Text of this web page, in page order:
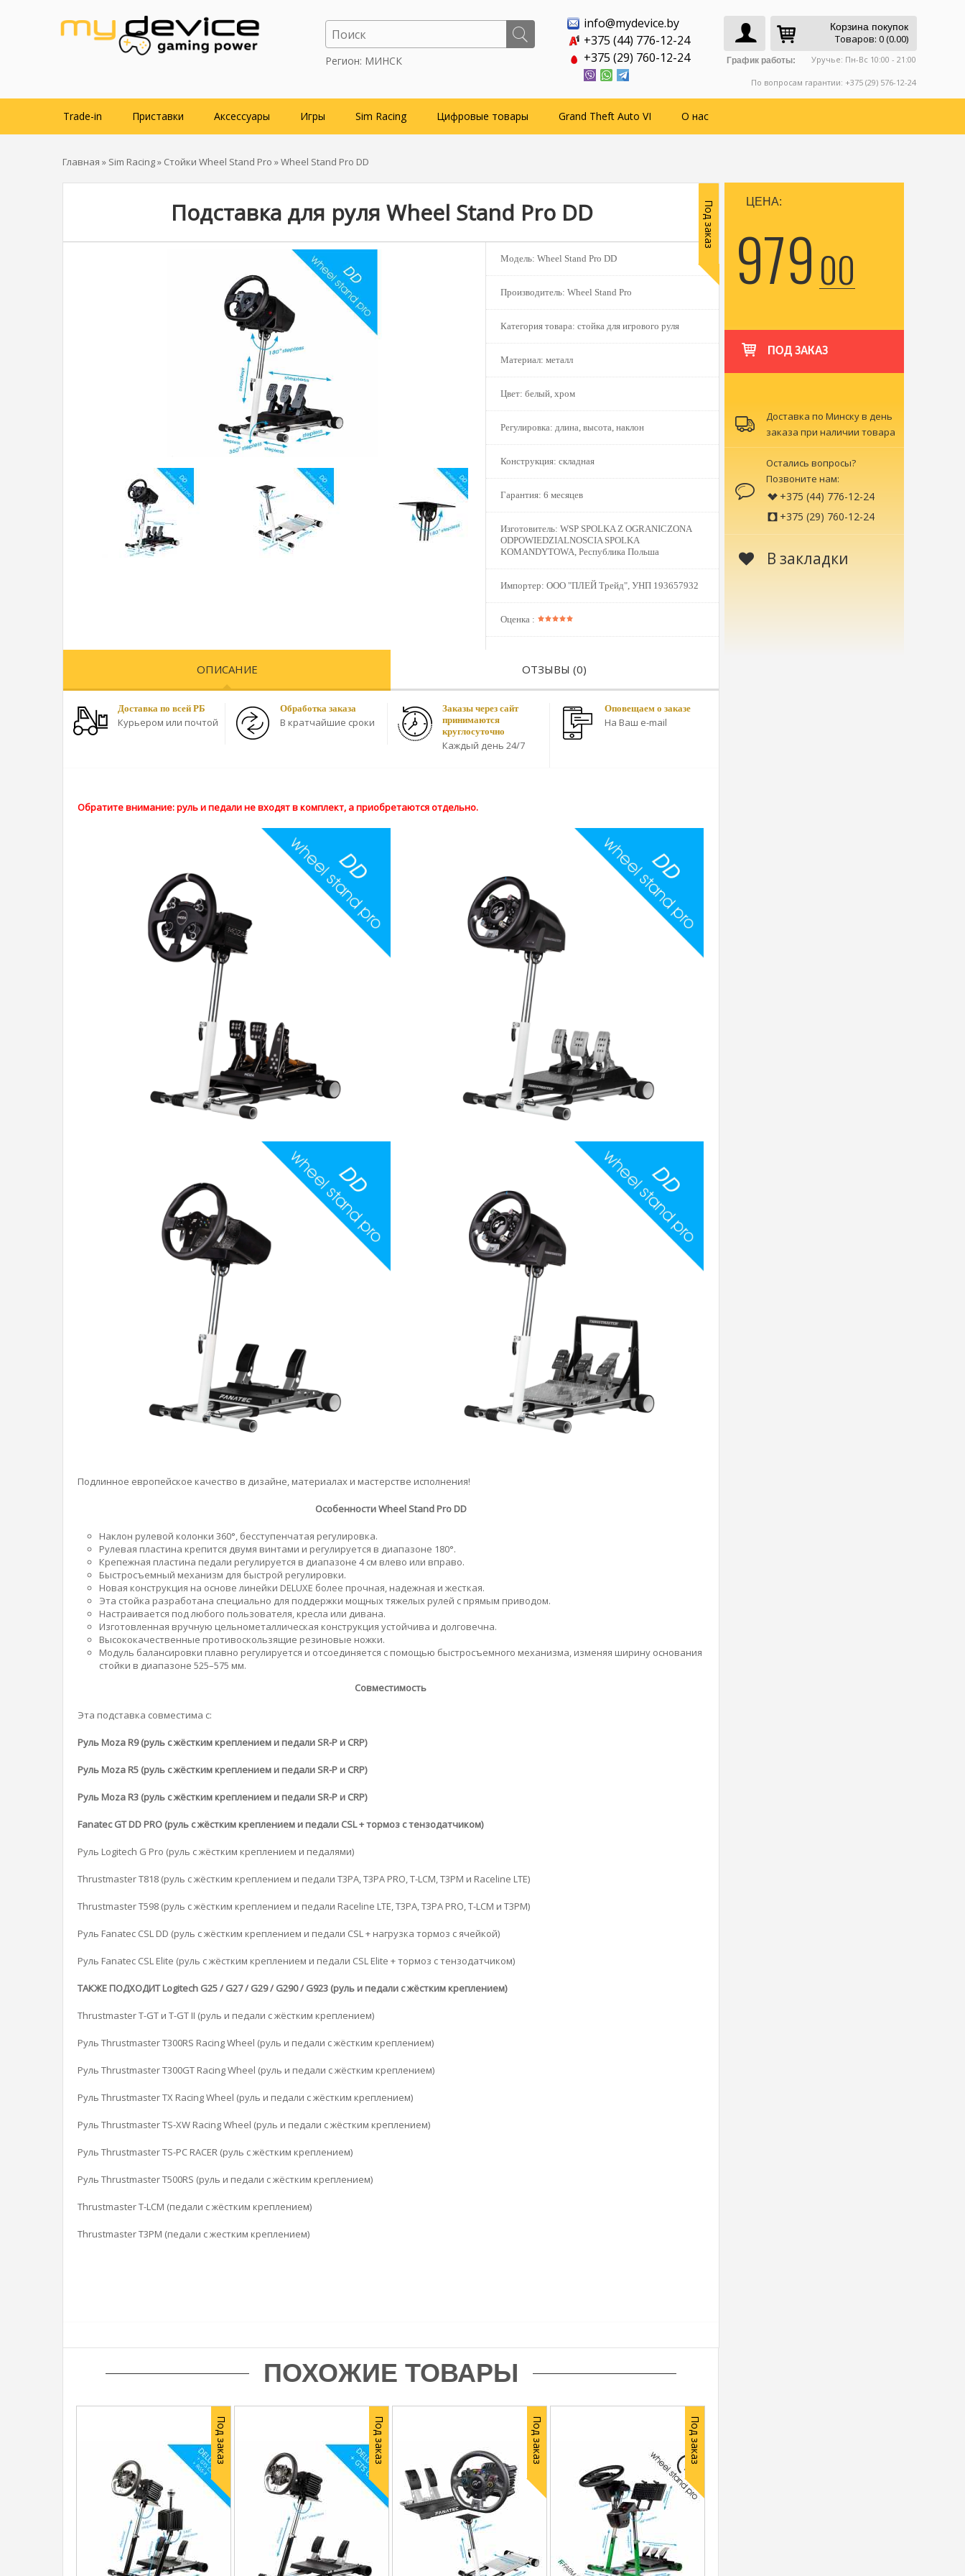
Регион: МИНСК
Корзина покупок
Товаров: 0 (0.00)
График работы: Уручье: Пн-Вс 10:00 - 21:00
По вопросам гарантии: +375 (29) 576-12-24
info@mydevice.by
+375 (44) 776-12-24
+375 (29) 760-12-24
Trade-in Приставки Аксессуары Игры Sim Racing Цифровые товары Grand Theft Auto VI О нас
Главная » Sim Racing» Стойки Wheel Stand Pro » Wheel Stand Pro DD
Подставка для руля Wheel Stand Pro DD
Модель: Wheel Stand Pro DD
Производитель: Wheel Stand Pro
Категория товара: стойка для игрового руля
Материал: металл
Цвет: белый, хром
Регулировка: длина, высота, наклон
Конструкция: складная
Гарантия: 6 месяцев
Изготовитель: WSP SPOLKA Z OGRANICZONA
ODPOWIEDZIALNOSCIA SPOLKA
KOMANDYTOWA, Республика Польша
Импортер: ООО "ПЛЕЙ Трейд", УНП 193657932
Оценка :
Под заказ
ОПИСАНИЕ ОТЗЫВЫ (0)
Доставка по всей РБ
Курьером или почтой
Обработка заказа
В кратчайшие сроки
Заказы через сайт
принимаются
круглосуточно
Каждый день 24/7
Оповещаем о заказе
На Ваш e-mail
Обратите внимание: руль и педали не входят в комплект, а приобретаются отдельно.
Подлинное европейское качество в дизайне, материалах и мастерстве исполнения!
Особенности Wheel Stand Pro DD
Наклон рулевой колонки 360°, бесступенчатая регулировка.
Рулевая пластина крепится двумя винтами и регулируется в диапазоне 180°.
Крепежная пластина педали регулируется в диапазоне 4 см влево или вправо.
Быстросъемный механизм для быстрой регулировки.
Новая конструкция на основе линейки DELUXE более прочная, надежная и жесткая.
Эта стойка разработана специально для поддержки мощных тяжелых рулей с прямым приводом.
Настраивается под любого пользователя, кресла или дивана.
Изготовленная вручную цельнометаллическая конструкция устойчива и долговечна.
Высококачественные противоскользящие резиновые ножки.
Модуль балансировки плавно регулируется и отсоединяется с помощью быстросъемного механизма, изменяя ширину основания
стойки в диапазоне 525–575 мм.
Совместимость
Эта подставка совместима с:
Руль Moza R9 (руль с жёстким креплением и педали SR-P и CRP)
Руль Moza R5 (руль с жёстким креплением и педали SR-P и CRP)
Руль Moza R3 (руль с жёстким креплением и педали SR-P и CRP)
Fanatec GT DD PRO (руль с жёстким креплением и педали CSL + тормоз с тензодатчиком)
Руль Logitech G Pro (руль с жёстким креплением и педалями)
Thrustmaster T818 (руль с жёстким креплением и педали T3PA, T3PA PRO, T-LCM, T3PM и Raceline LTE)
Thrustmaster T598 (руль с жёстким креплением и педали Raceline LTE, T3PA, T3PA PRO, T-LCM и T3PM)
Руль Fanatec CSL DD (руль с жёстким креплением и педали CSL + нагрузка тормоз с ячейкой)
Руль Fanatec CSL Elite (руль с жёстким креплением и педали CSL Elite + тормоз с тензодатчиком)
ТАКЖЕ ПОДХОДИТ Logitech G25 / G27 / G29 / G290 / G923 (руль и педали с жёстким креплением)
Thrustmaster T-GT и T-GT II (руль и педали с жёстким креплением)
Руль Thrustmaster T300RS Racing Wheel (руль и педали с жёстким креплением)
Руль Thrustmaster T300GT Racing Wheel (руль и педали с жёстким креплением)
Руль Thrustmaster TX Racing Wheel (руль и педали с жёстким креплением)
Руль Thrustmaster TS-XW Racing Wheel (руль и педали с жёстким креплением)
Руль Thrustmaster TS-PC RACER (руль с жёстким креплением)
Руль Thrustmaster T500RS (руль и педали с жёстким креплением)
Thrustmaster T-LCM (педали с жёстким креплением)
Thrustmaster T3PM (педали с жестким креплением)
ЦЕНА:
97900
ПОД ЗАКАЗ
Доставка по Минску в день
заказа при наличии товара
Остались вопросы?
Позвоните нам:
+375 (44) 776-12-24
+375 (29) 760-12-24
В закладки
ПОХОЖИЕ ТОВАРЫ
Под заказ Под заказ Под заказ Под заказ